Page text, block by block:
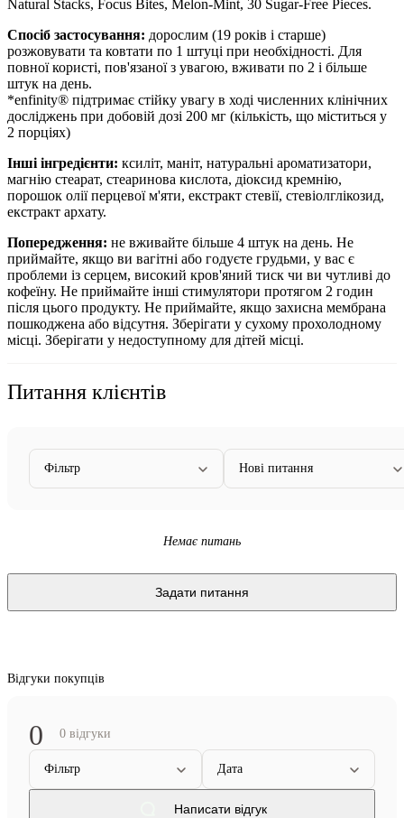
Natural Stacks, Focus Bites, Melon-Mint, 30 Sugar-Free Pieces.
Спосіб застосування: дорослим (19 років і старше)
розжовувати та ковтати по 1 штуці при необхідності. Для
повної користі, пов'язаної з увагою, вживати по 2 і більше
штук на день.
*enfinity® підтримає стійку увагу в ході численних клінічних
досліджень при добовій дозі 200 мг (кількість, що міститься у
2 порціях)
Інші інгредієнти: ксиліт, маніт, натуральні ароматизатори,
магнію стеарат, стеаринова кислота, діоксид кремнію,
порошок олії перцевої м'яти, екстракт стевії, стевіолглікозид,
екстракт архату.
Попередження: не вживайте більше 4 штук на день. Не
приймайте, якщо ви вагітні або годуєте грудьми, у вас є
проблеми із серцем, високий кров'яний тиск чи ви чутливі до
кофеїну. Не приймайте інші стимулятори протягом 2 годин
після цього продукту. Не приймайте, якщо захисна мембрана
пошкоджена або відсутня. Зберігати у сухому прохолодному
місці. Зберігати у недоступному для дітей місці.
Питання клієнтів
Фільтр Нові питання
Немає питань
Задати питання
Відгуки покупців
0 0 відгуки
Фільтр Дата
Написати відгук